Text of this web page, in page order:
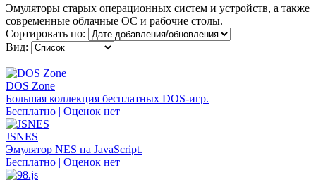
Эмуляторы старых операционных систем и устройств, а также
современные облачные ОС и рабочие столы.
Сортировать по:
Вид:
DOS Zone
Большая коллекция бесплатных DOS-игр.
Бесплатно | Оценок нет
JSNES
Эмулятор NES на JavaScript.
Бесплатно | Оценок нет